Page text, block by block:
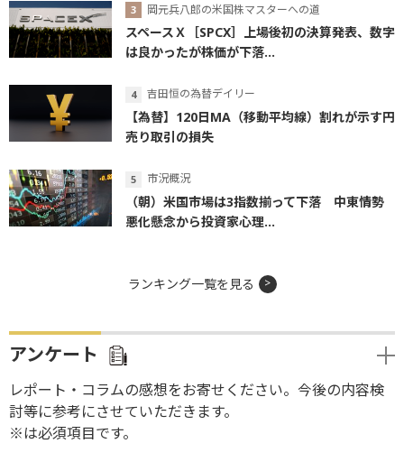
岡元兵八郎の米国株マスターへの道
スペースＸ［SPCX］上場後初の決算発表、数字
は良かったが株価が下落...
吉田恒の為替デイリー
【為替】120日MA（移動平均線）割れが示す円
売り取引の損失
市況概況
（朝）米国市場は3指数揃って下落 中東情勢
悪化懸念から投資家心理...
ランキング一覧を見る
アンケート
レポート・コラムの感想をお寄せください。今後の内容検
討等に参考にさせていただきます。
※は必須項目です。